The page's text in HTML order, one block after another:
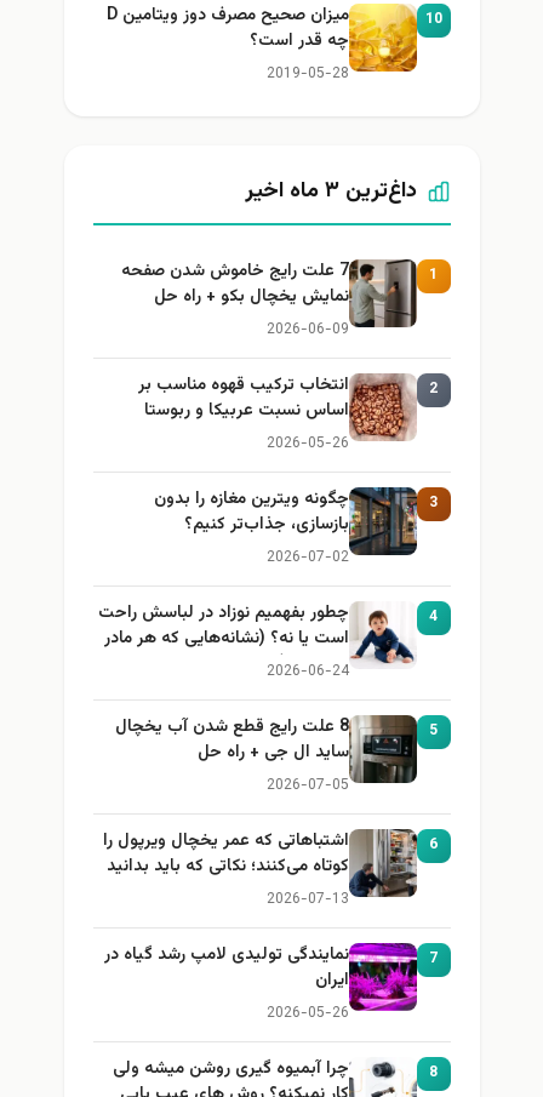
10
میزان صحیح مصرف دوز ویتامین D
چه قدر است؟
2019-05-28
داغ‌ترین ۳ ماه اخیر
1
7 علت رایج خاموش شدن صفحه
نمایش یخچال بکو + راه حل
2026-06-09
2
انتخاب ترکیب قهوه مناسب بر
اساس نسبت عربیکا و ربوستا
2026-05-26
3
چگونه ویترین مغازه را بدون
بازسازی، جذاب‌تر کنیم؟
2026-07-02
4
چطور بفهمیم نوزاد در لباسش راحت
است یا نه؟ (نشانه‌هایی که هر مادر
باید بداند)
2026-06-24
5
8 علت رایج قطع شدن آب یخچال
ساید ال جی + راه حل
2026-07-05
6
اشتباهاتی که عمر یخچال ویرپول را
کوتاه می‌کنند؛ نکاتی که باید بدانید
2026-07-13
7
نمایندگی تولیدی لامپ رشد گیاه در
ایران
2026-05-26
8
چرا آبمیوه گیری روشن میشه ولی